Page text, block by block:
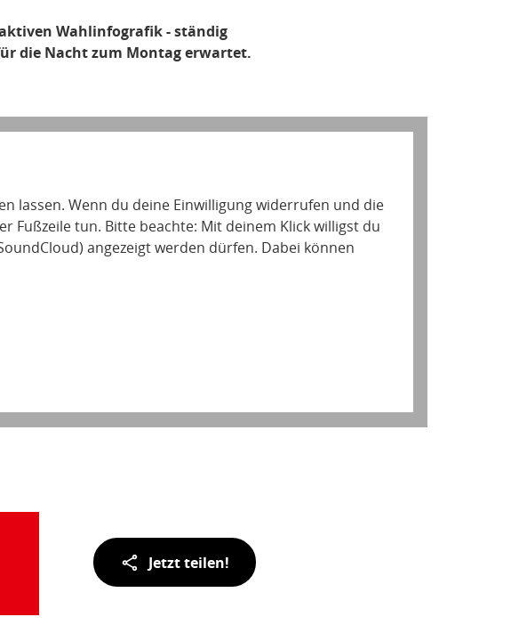
Wahlinfografik - ständig
die Nacht zum Montag erwartet.
lassen. Wenn du deine Einwilligung widerrufen und die
Fußzeile tun. Bitte beachte: Mit deinem Klick willigst du
angezeigt werden dürfen. Dabei können
Jetzt teilen!